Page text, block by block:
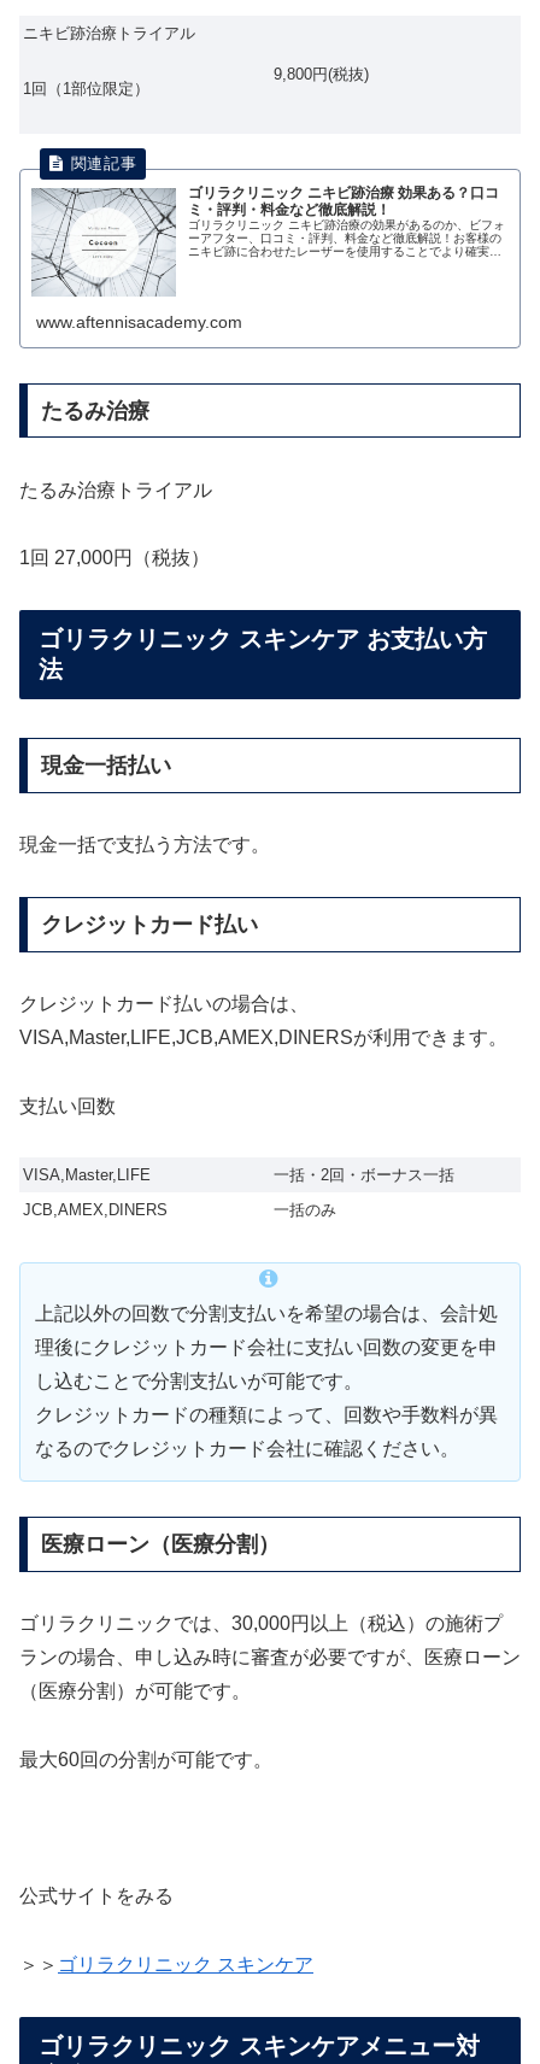
ニキビ跡治療トライアル
1回（1部位限定）
9,800円(税抜)
ゴリラクリニック ニキビ跡治療 効果ある？口コ
ミ・評判・料金など徹底解説！
ゴリラクリニック ニキビ跡治療の効果があるのか、ビフォ
ーアフター、口コミ・評判、料金など徹底解説！お客様の
ニキビ跡に合わせたレーザーを使用することでより確実に
www.aftennisacademy.com
たるみ治療
たるみ治療トライアル
1回 27,000円（税抜）
ゴリラクリニック スキンケア お支払い方
法
現金一括払い
現金一括で支払う方法です。
クレジットカード払い
クレジットカード払いの場合は、
VISA,Master,LIFE,JCB,AMEX,DINERSが利用できます。
支払い回数
VISA,Master,LIFE
一括・2回・ボーナス一括
JCB,AMEX,DINERS
一括のみ
上記以外の回数で分割支払いを希望の場合は、会計処
理後にクレジットカード会社に支払い回数の変更を申
し込むことで分割支払いが可能です。
クレジットカードの種類によって、回数や手数料が異
なるのでクレジットカード会社に確認ください。
医療ローン（医療分割）
ゴリラクリニックでは、30,000円以上（税込）の施術プ
ランの場合、申し込み時に審査が必要ですが、医療ローン
（医療分割）が可能です。
最大60回の分割が可能です。
公式サイトをみる
＞＞ ゴリラクリニック スキンケア
ゴリラクリニック スキンケアメニュー対